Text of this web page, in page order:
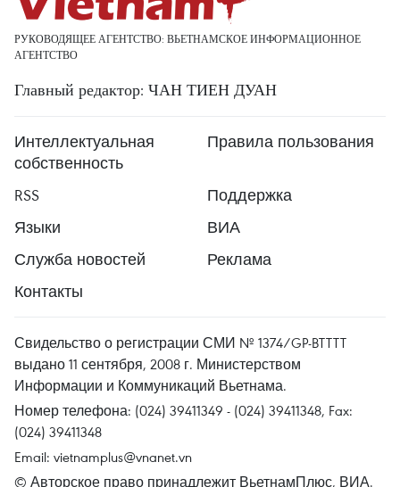
РУКОВОДЯЩЕЕ АГЕНТСТВО: ВЬЕТНАМСКОЕ ИНФОРМАЦИОННОЕ
АГЕНТСТВО
Главный редактор: ЧАН ТИЕН ДУАН
Интеллектуальная
собственность
Правила пользования
RSS
Поддержка
Языки
ВИА
Служба новостей
Реклама
Контакты
Свидельство о регистрации СМИ № 1374/GP-BTTTT
выдано 11 сентября, 2008 г. Министерством
Информации и Коммуникаций Вьетнама.
Номер телефона: (024) 39411349 - (024) 39411348, Fax:
(024) 39411348
Email: vietnamplus@vnanet.vn
© Авторское право принадлежит ВьетнамПлюс, ВИА.